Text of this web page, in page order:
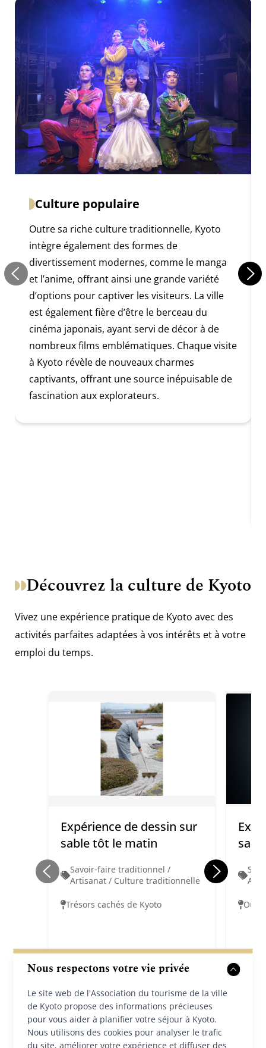
Nous respectons votre vie privée
Le site web de l'Association du tourisme de la ville
de Kyoto propose des informations précieuses
pour vous aider à planifier votre séjour à Kyoto.
Nous utilisons des cookies pour analyser le trafic
du site, améliorer votre expérience et diffuser des
Culture populaire
Outre sa riche culture traditionnelle, Kyoto
intègre également des formes de
divertissement modernes, comme le manga
et l’anime, offrant ainsi une grande variété
d’options pour captiver les visiteurs. La ville
est également fière d’être le berceau du
cinéma japonais, ayant servi de décor à de
nombreux films emblématiques. Chaque visite
à Kyoto révèle de nouveaux charmes
captivants, offrant une source inépuisable de
fascination aux explorateurs.
Découvrez la culture de Kyoto
Vivez une expérience pratique de Kyoto avec des
activités parfaites adaptées à vos intérêts et à votre
emploi du temps.
Expérience de dessin sur
sable tôt le matin
Savoir-faire traditionnel /
Artisanat / Culture traditionnelle
Trésors cachés de Kyoto
Réservez maintenant